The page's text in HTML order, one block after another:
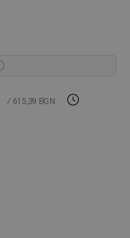
/ 615,39 BGN